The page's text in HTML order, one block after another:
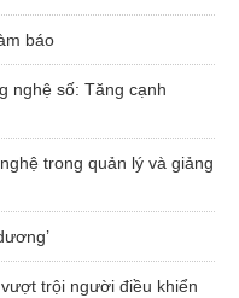
báo
nghệ số: Tăng cạnh
trong quản lý và giảng
trội người điều khiển